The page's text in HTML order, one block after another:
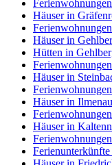
Häuser in
Häuser in
Hütten in
Häuser in
Häuser in Ilmenau
Häuser in